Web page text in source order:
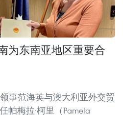
为东南亚地区重要合
事范海英与澳大利亚外交贸
帕梅拉·柯里（Pamela